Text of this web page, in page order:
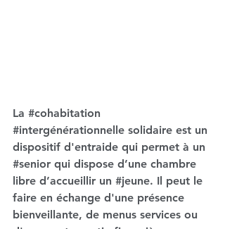
La #cohabitation
#intergénérationnelle solidaire est un
dispositif d'entraide qui permet à un
#senior qui dispose d’une chambre
libre d’accueillir un #jeune. Il peut le
faire en échange d'une présence
bienveillante, de menus services ou